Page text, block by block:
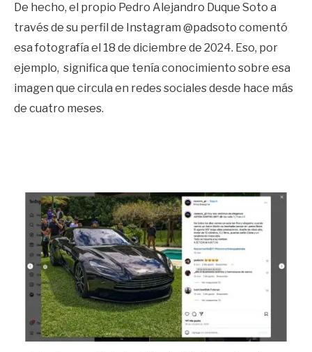
De hecho, el propio Pedro Alejandro Duque Soto a
través de su perfil de Instagram @padsoto comentó
esa fotografía el 18 de diciembre de 2024. Eso, por
ejemplo, significa que tenía conocimiento sobre esa
imagen que circula en redes sociales desde hace más
de cuatro meses.